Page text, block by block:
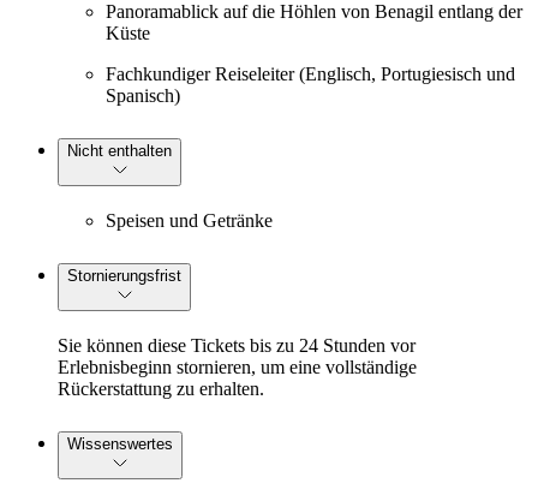
Panoramablick auf die Höhlen von Benagil entlang der
Küste
Fachkundiger Reiseleiter (Englisch, Portugiesisch und
Spanisch)
Nicht enthalten
Speisen und Getränke
Stornierungsfrist
Sie können diese Tickets bis zu 24 Stunden vor
Erlebnisbeginn stornieren, um eine vollständige
Rückerstattung zu erhalten.
Wissenswertes